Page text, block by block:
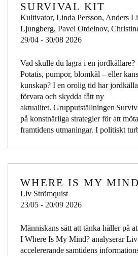
SURVIVAL KIT
Kultivator, Linda Persson, Anders
Ljungberg, Pavel Otdelnov,
29/04 - 30/08 2026
Vad skulle du lagra i en jordkällare?
Potatis, pumpor, blomkål – eller
kunskap? I en orolig tid har
förvara och skydda fått ny
aktualitet. Grupputställningen
på konstnärliga strategier för att
framtidens utmaningar. I politiskt
WHERE IS MY
Liv Strömquist
23/05 - 20/09 2026
Människans sätt att tänka håller på
I Where Is My Mind? analyserar
accelererande samtidens